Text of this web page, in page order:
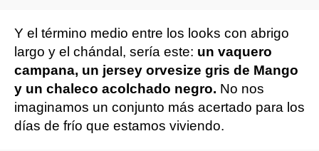
Y el término medio entre los looks con abrigo
largo y el chándal, sería este: un vaquero
campana, un jersey orvesize gris de Mango
y un chaleco acolchado negro. No nos
imaginamos un conjunto más acertado para los
días de frío que estamos viviendo.